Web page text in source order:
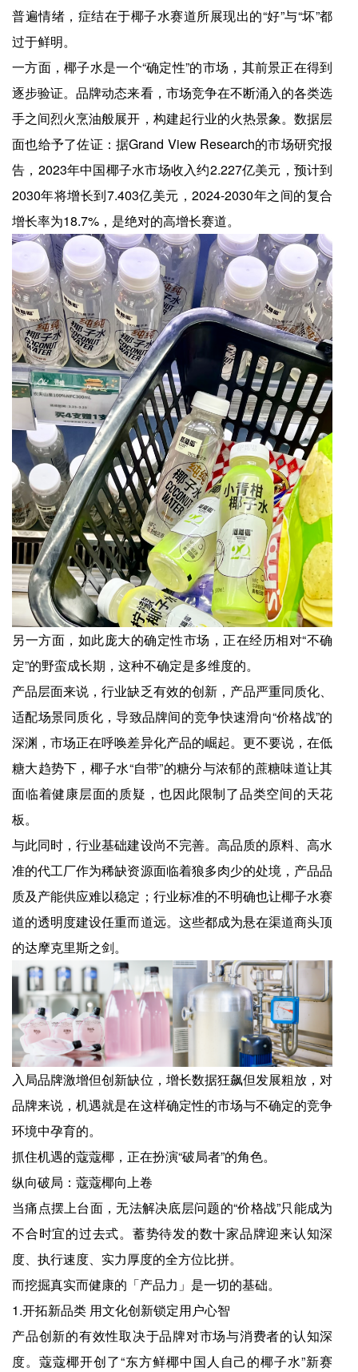
普遍情绪，症结在于椰子水赛道所展现出的“好”与“坏”都
过于鲜明。
一方面，椰子水是一个“确定性”的市场，其前景正在得到
逐步验证。品牌动态来看，市场竞争在不断涌入的各类选
手之间烈火烹油般展开，构建起行业的火热景象。数据层
面也给予了佐证：据Grand View Research的市场研究报
告，2023年中国椰子水市场收入约2.227亿美元，预计到
2030年将增长到7.403亿美元，2024-2030年之间的复合
增长率为18.7%，是绝对的高增长赛道。
另一方面，如此庞大的确定性市场，正在经历相对“不确
定”的野蛮成长期，这种不确定是多维度的。
产品层面来说，行业缺乏有效的创新，产品严重同质化、
适配场景同质化，导致品牌间的竞争快速滑向“价格战”的
深渊，市场正在呼唤差异化产品的崛起。更不要说，在低
糖大趋势下，椰子水“自带”的糖分与浓郁的蔗糖味道让其
面临着健康层面的质疑，也因此限制了品类空间的天花
板。
与此同时，行业基础建设尚不完善。高品质的原料、高水
准的代工厂作为稀缺资源面临着狼多肉少的处境，产品品
质及产能供应难以稳定；行业标准的不明确也让椰子水赛
道的透明度建设任重而道远。这些都成为悬在渠道商头顶
的达摩克里斯之剑。
入局品牌激增但创新缺位，增长数据狂飙但发展粗放，对
品牌来说，机遇就是在这样确定性的市场与不确定的竞争
环境中孕育的。
抓住机遇的蔻蔻椰，正在扮演“破局者”的角色。
纵向破局：蔻蔻椰向上卷
当痛点摆上台面，无法解决底层问题的“价格战”只能成为
不合时宜的过去式。蓄势待发的数十家品牌迎来认知深
度、执行速度、实力厚度的全方位比拼。
而挖掘真实而健康的「产品力」是一切的基础。
1.开拓新品类 用文化创新锁定用户心智
产品创新的有效性取决于品牌对市场与消费者的认知深
度。蔻蔻椰开创了“东方鲜椰中国人自己的椰子水”新赛